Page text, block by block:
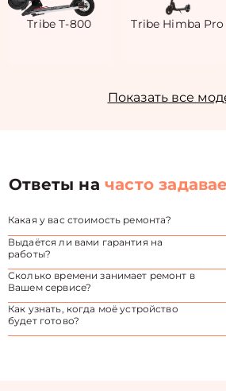
Tribe T-800 Tribe Himba Pro
Показать все
Ответы начасто
Какая у вас стоимость ремонта?
Выдаётся ли вами гарантия на
работы?
Сколько времени занимает ремонт в
Вашем сервисе?
Как узнать, когда моё устройство
будет готово?